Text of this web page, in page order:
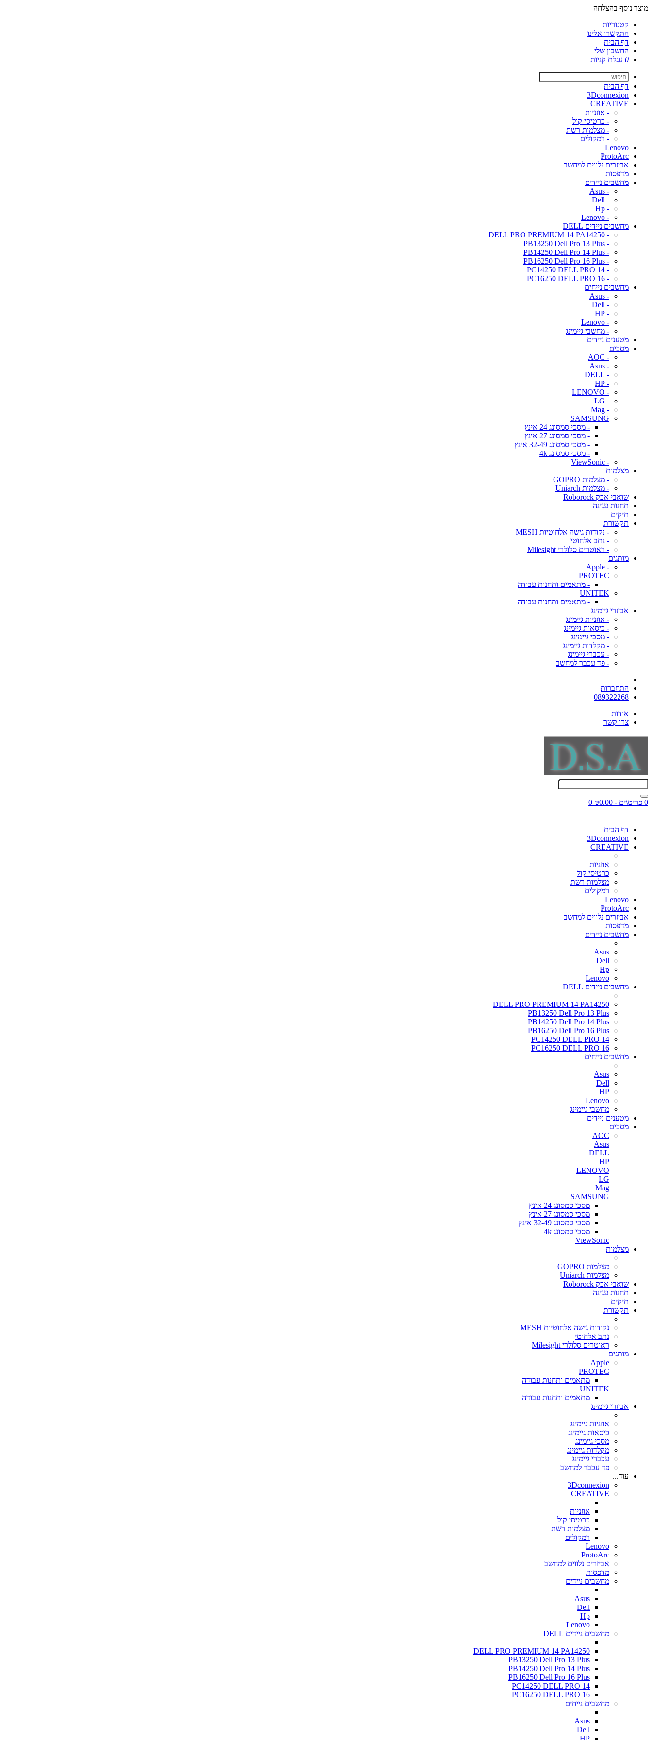
מוצר נוסף בהצלחה
קטגוריות
התקשרו אלינו
דף הבית
החשבון שלי
0 עגלת קניות
דף הבית
3Dconnexion
CREATIVE
- אוזניות
- כרטיסי קול
- מצלמות רשת
- רמקולים
Lenovo
ProtoArc
אביזרים נלווים למחשב
מדפסות
מחשבים ניידים
- Asus
- Dell
- Hp
- Lenovo
מחשבים ניידים DELL
- DELL PRO PREMIUM 14 PA14250
- PB13250 Dell Pro 13 Plus
- PB14250 Dell Pro 14 Plus
- PB16250 Dell Pro 16 Plus
- PC14250 DELL PRO 14
- PC16250 DELL PRO 16
מחשבים נייחים
- Asus
- Dell
- HP
- Lenovo
- מחשבי גיימינג
מטענים ניידים
מסכים
- AOC
- Asus
- DELL
- HP
- LENOVO
- LG
- Mag
SAMSUNG
- מסכי סמסונג 24 אינץ
- מסכי סמסונג 27 אינץ
- מסכי סמסונג 32-49 אינץ
- מסכי סמסונג 4k
- ViewSonic
מצלמות
- מצלמות GOPRO
- מצלמות Uniarch
שואבי אבק Roborock
תחנות עגינה
תיקים
תקשורת
- נקודות גישה אלחוטיות MESH
- נתב אלחוטי
- ראוטרים סלולרי Milesight
מותגים
- Apple
PROTEC
- מתאמים ותחנות עבודה
UNITEK
- מתאמים ותחנות עבודה
אביזרי גיימינג
- אוזניות גיימינג
- כיסאות גיימינג
- מסכי גיימינג
- מקלדות גיימינג
- עכברי גיימינג
- פד עכבר למחשב
התחברות
089322268
אודות
צרו קשר
0 פריט\ים - ₪0.00 0
דף הבית
3Dconnexion
CREATIVE
אוזניות
כרטיסי קול
מצלמות רשת
רמקולים
Lenovo
ProtoArc
אביזרים נלווים למחשב
מדפסות
מחשבים ניידים
Asus
Dell
Hp
Lenovo
מחשבים ניידים DELL
DELL PRO PREMIUM 14 PA14250
PB13250 Dell Pro 13 Plus
PB14250 Dell Pro 14 Plus
PB16250 Dell Pro 16 Plus
PC14250 DELL PRO 14
PC16250 DELL PRO 16
מחשבים נייחים
Asus
Dell
HP
Lenovo
מחשבי גיימינג
מטענים ניידים
מסכים
AOC
Asus
DELL
HP
LENOVO
LG
Mag
SAMSUNG
מסכי סמסונג 24 אינץ
מסכי סמסונג 27 אינץ
מסכי סמסונג 32-49 אינץ
מסכי סמסונג 4k
ViewSonic
מצלמות
מצלמות GOPRO
מצלמות Uniarch
שואבי אבק Roborock
תחנות עגינה
תיקים
תקשורת
נקודות גישה אלחוטיות MESH
נתב אלחוטי
ראוטרים סלולרי Milesight
מותגים
Apple
PROTEC
מתאמים ותחנות עבודה
UNITEK
מתאמים ותחנות עבודה
אביזרי גיימינג
אוזניות גיימינג
כיסאות גיימינג
מסכי גיימינג
מקלדות גיימינג
עכברי גיימינג
פד עכבר למחשב
עוד...
3Dconnexion
CREATIVE
אוזניות
כרטיסי קול
מצלמות רשת
רמקולים
Lenovo
ProtoArc
אביזרים נלווים למחשב
מדפסות
מחשבים ניידים
Asus
Dell
Hp
Lenovo
מחשבים ניידים DELL
DELL PRO PREMIUM 14 PA14250
PB13250 Dell Pro 13 Plus
PB14250 Dell Pro 14 Plus
PB16250 Dell Pro 16 Plus
PC14250 DELL PRO 14
PC16250 DELL PRO 16
מחשבים נייחים
Asus
Dell
HP